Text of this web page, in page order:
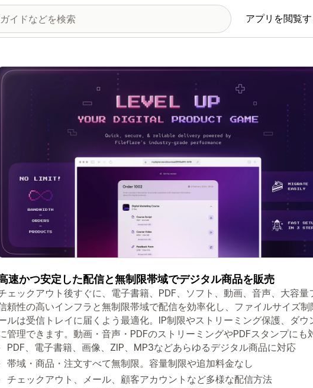
アプリを閲覧す
集の画像ギャラリー
速かつ安定した配信と無制限帯域でデジタル商品を販売
ェックアウト後すぐに、電子書籍、PDF、ソフト、動画、音声、大容
頼性の高いインフラと無制限帯域で配信を効率化し、ファイルサイズ
ルは受信トレイに届くよう最適化。IP制限やストリーミング保護、ダ
管理できます。動画・音声・PDFのストリーミングやPDFスタンプにも
PDF、電子書籍、画像、ZIP、MP3などあらゆるデジタル商品に対応
帯域・商品・注文すべて無制限。容量制限や追加料金なし
チェックアウト、メール、顧客アカウントなど多様な配信方法